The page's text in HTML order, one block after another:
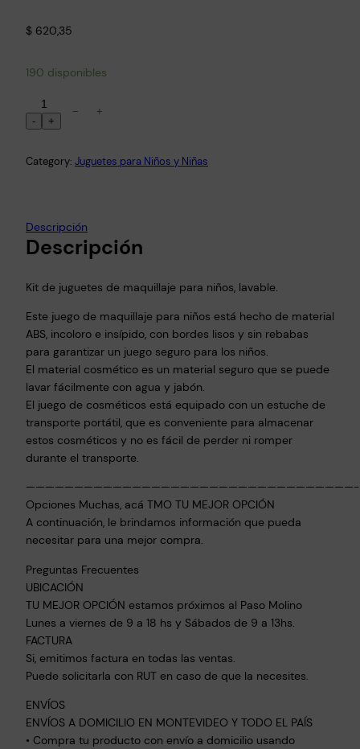
$ 620,35
190 disponibles
g
t
M
q
u
i
l
l
a
j
e
B
l
l
e
z
a
P
a
r
a
N
i
ñ
a
s
- +
− +
Category: Juguetes para Niños y Niñas
Descripción
Descripción
Kit de juguetes de maquillaje para niños, lavable.
Este juego de maquillaje para niños está hecho de material
ABS, incoloro e insípido, con bordes lisos y sin rebabas
para garantizar un juego seguro para los niños.
El material cosmético es un material seguro que se puede
lavar fácilmente con agua y jabón.
El juego de cosméticos está equipado con un estuche de
transporte portátil, que es conveniente para almacenar
estos cosméticos y no es fácil de perder ni romper
durante el transporte.
——————————————————————————————————-
Opciones Muchas, acá TMO TU MEJOR OPCIÓN
A continuación, le brindamos información que pueda
necesitar para una mejor compra.
Preguntas Frecuentes
UBICACIÓN
TU MEJOR OPCIÓN estamos próximos al Paso Molino
Lunes a viernes de 9 a 18 hs y Sábados de 9 a 13hs.
FACTURA
Si, emitimos factura en todas las ventas.
Puede solicitarla con RUT en caso de que la necesites.
ENVÍOS
ENVÍOS A DOMICILIO EN MONTEVIDEO Y TODO EL PAÍS
• Compra tu producto con envío a domicilio usando